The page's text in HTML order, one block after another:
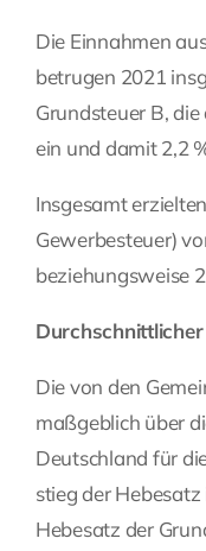
Die Einnahmen
betrugen 2021
Grundsteuer B,
ein und damit 2,2
Insgesamt
Gewerbesteuer)
beziehungsweise
Die von den
maßgeblich über
Deutschland für
stieg der
Hebesatz der